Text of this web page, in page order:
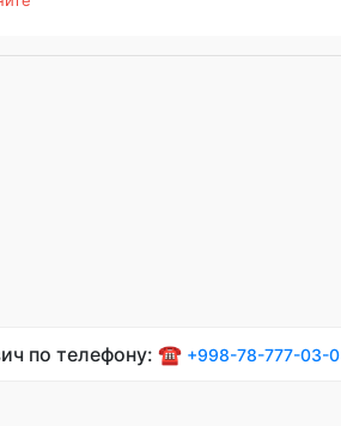
по телефону: ☎️ +998-78-777-03-